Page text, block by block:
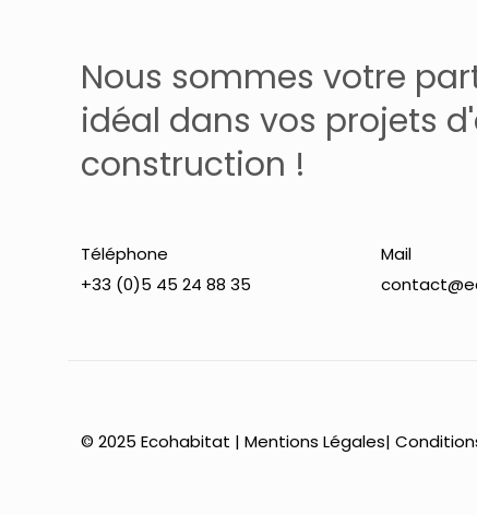
Nous sommes votre
idéal dans vos projets
construction !
Téléphone
+33 (0)5 45 24 88 35
Mail
© 2025 Ecohabitat | Mentions Légales|